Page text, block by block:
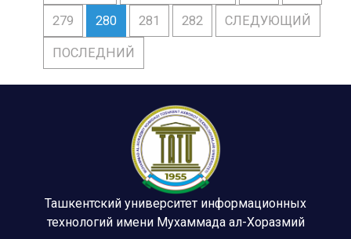
279 280 281 282 СЛЕДУЮЩИЙ
ПОСЛЕДНИЙ
Ташкентский университет информационных
технологий имени Мухаммада ал-Хоразмий